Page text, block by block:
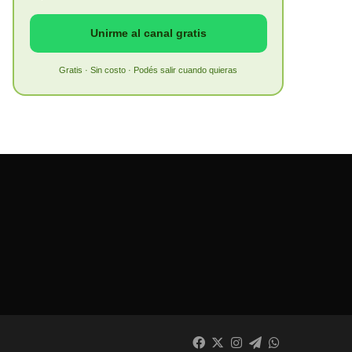
Unirme al canal gratis
Gratis · Sin costo · Podés salir cuando quieras
Facebook
X Instagram
Telegram